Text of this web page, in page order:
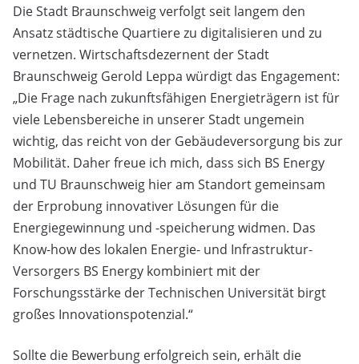
Die Stadt Braunschweig verfolgt seit langem den
Ansatz städtische Quartiere zu digitalisieren und zu
vernetzen. Wirtschaftsdezernent der Stadt
Braunschweig Gerold Leppa würdigt das Engagement:
„Die Frage nach zukunftsfähigen Energieträgern ist für
viele Lebensbereiche in unserer Stadt ungemein
wichtig, das reicht von der Gebäudeversorgung bis zur
Mobilität. Daher freue ich mich, dass sich BS Energy
und TU Braunschweig hier am Standort gemeinsam
der Erprobung innovativer Lösungen für die
Energiegewinnung und -speicherung widmen. Das
Know-how des lokalen Energie- und Infrastruktur-
Versorgers BS Energy kombiniert mit der
Forschungsstärke der Technischen Universität birgt
großes Innovationspotenzial.“
Sollte die Bewerbung erfolgreich sein, erhält die